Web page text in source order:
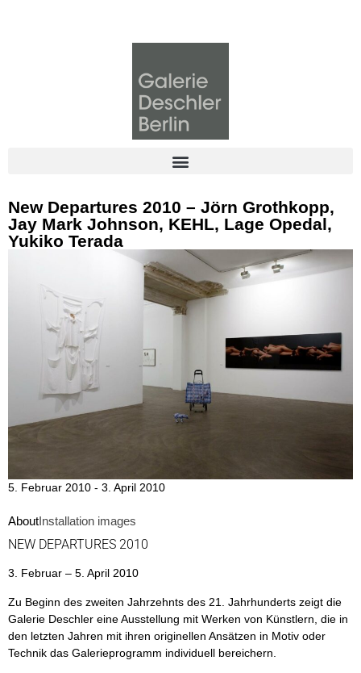
New Departures 2010 – Jörn Grothkopp,
Jay Mark Johnson, KEHL, Lage Opedal,
Yukiko Terada
5. Februar 2010 - 3. April 2010
AboutInstallation images
NEW DEPARTURES 2010
3. Februar – 5. April 2010
Zu Beginn des zweiten Jahrzehnts des 21. Jahrhunderts zeigt die
Galerie Deschler eine Ausstellung mit Werken von Künstlern, die in
den letzten Jahren mit ihren originellen Ansätzen in Motiv oder
Technik das Galerieprogramm individuell bereichern.